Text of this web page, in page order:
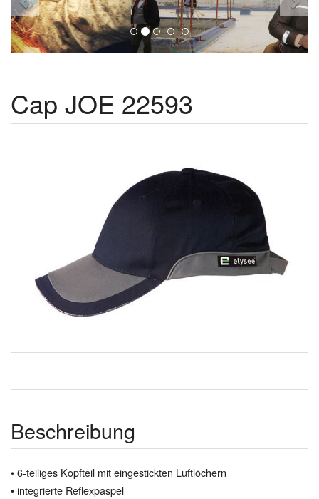
Cap JOE 22593
Beschreibung
• 6-teiliges Kopfteil mit eingestickten Luftlöchern
• integrierte Reflexpaspel